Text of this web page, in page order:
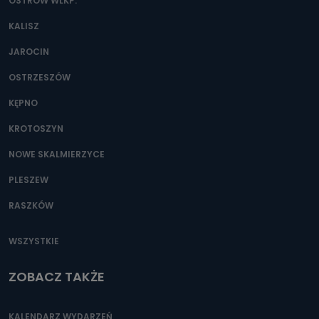
Można to zrobić pod numerem telefonu 62 735-51-05 lub
e-mailowo pod adresem: poczta@tvproart.pl
KALISZ
JAROCIN
OSTRZESZÓW
KĘPNO
KROTOSZYN
NOWE SKALMIERZYCE
PLESZEW
RASZKÓW
WSZYSTKIE
ZOBACZ TAKŻE
KALENDARZ WYDARZEŃ